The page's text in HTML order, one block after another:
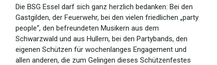
Die BSG Essel darf sich ganz herzlich bedanken: Bei den
Gastgilden, der Feuerwehr, bei den vielen friedlichen „party
people“, den befreundeten Musikern aus dem
Schwarzwald und aus Hullern, bei den Partybands, den
eigenen Schützen für wochenlanges Engagement und
allen anderen, die zum Gelingen dieses Schützenfestes